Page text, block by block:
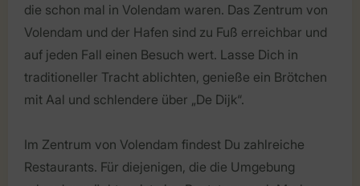
die schon mal in Volendam waren. Das Zentrum von
Volendam und der Hafen sind zu Fuß erreichbar und
auf jeden Fall einen Besuch wert. Lasse Dich in
traditioneller Tracht ablichten, genieße ein Brötchen
mit Aal und schlendere über „De Dijk“.
Im Zentrum von Volendam findest Du zahlreiche
Restaurants. Für diejenigen, die die Umgebung